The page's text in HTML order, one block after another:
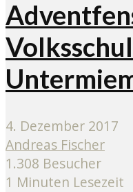
4. Dezember 2017
Andreas Fischer
1.308 Besucher
1 Minuten Lesezeit